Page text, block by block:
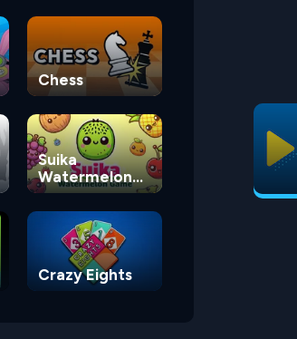
Chess
Suika
Watermelon
Game
Crazy Eights